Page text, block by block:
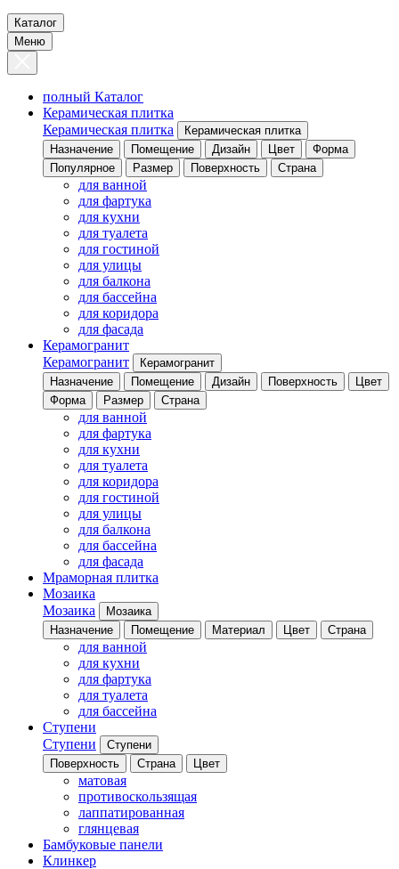
Каталог
Меню
полный Каталог
Керамическая плитка
Керамическая плитка
Керамическая плитка
Назначение
Помещение Дизайн Цвет
Форма
Популярное
Размер Поверхность Страна
для ванной
для фартука
для кухни
для туалета
для гостиной
для улицы
для балкона
для бассейна
для коридора
для фасада
Керамогранит
Керамогранит
Керамогранит
Назначение
Помещение Дизайн Поверхность
Цвет
Форма
Размер Страна
для ванной
для фартука
для кухни
для туалета
для коридора
для гостиной
для улицы
для балкона
для бассейна
для фасада
Мраморная плитка
Мозаика
Мозаика
Мозаика
Назначение
Помещение Материал Цвет Страна
для ванной
для кухни
для фартука
для туалета
для бассейна
Ступени
Ступени
Ступени
Поверхность
Страна Цвет
матовая
противоскользящая
лаппатированная
глянцевая
Бамбуковые панели
Клинкер